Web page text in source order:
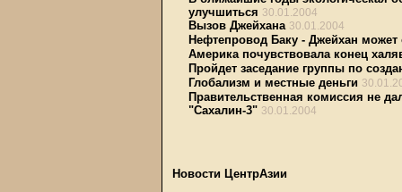
улучшиться 30.01.2004
Вызов Джейхана 30.01.2004
Нефтепровод Баку - Джейхан
Америка почувствовала конец
Пройдет заседание группы по
Глобализм и местные деньги
Правительственная комиссия не
"Сахалин-3" 30.01.2004
Новости ЦентрАзии